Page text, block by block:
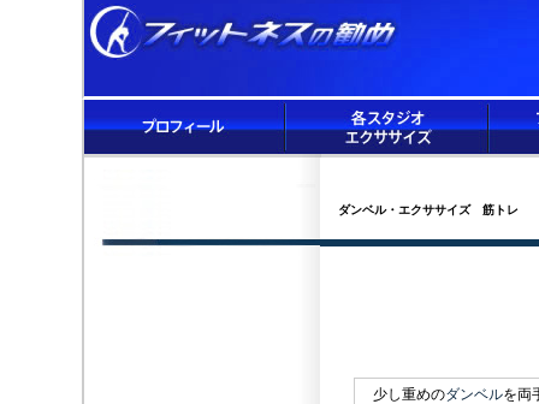
ダンベル・エクササイズ 筋トレ
少し重めのダンベルを両